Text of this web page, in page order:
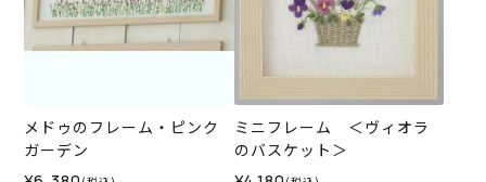
メドゥのフレーム・ピンク
ガーデン
ミニフレーム ＜ヴィオラ
のバスケット＞